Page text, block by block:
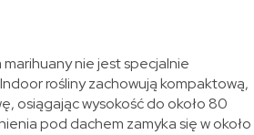
nie jest specjalnie
rośliny zachowują kompaktową,
osiągając wysokość do około 80
pod dachem zamyka się w około